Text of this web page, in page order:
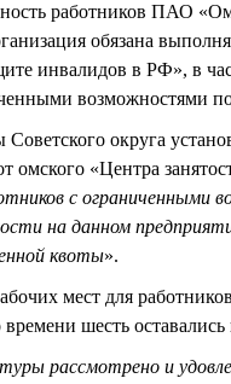
работников ПАО
обязана
инвалидов в РФ», в
возможностями
округа
омского «Центра
с ограниченными
на данном
квоты».
мест для
шесть
рассмотрено и